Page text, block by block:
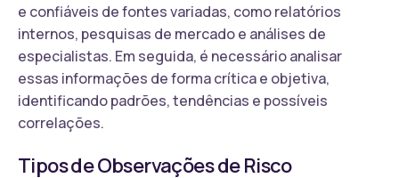
e confiáveis de fontes variadas, como relatórios
internos, pesquisas de mercado e análises de
especialistas. Em seguida, é necessário analisar
essas informações de forma crítica e objetiva,
identificando padrões, tendências e possíveis
correlações.
Tipos de Observações de Risco